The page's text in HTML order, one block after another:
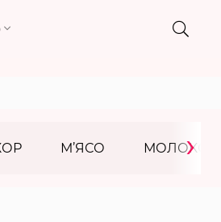
М’ЯСО МОЛОКО
›